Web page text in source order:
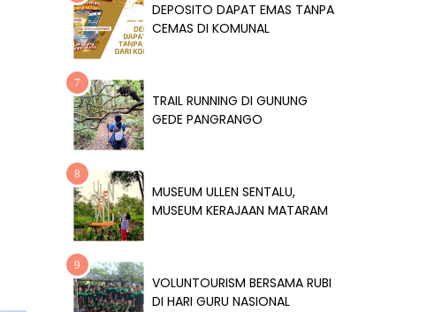
DEPOSITO DAPAT EMAS TANPA
CEMAS DI KOMUNAL
TRAIL RUNNING DI GUNUNG
GEDE PANGRANGO
MUSEUM ULLEN SENTALU,
MUSEUM KERAJAAN MATARAM
VOLUNTOURISM BERSAMA RUBI
DI HARI GURU NASIONAL